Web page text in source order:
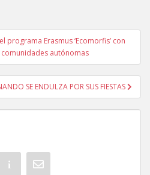
entradas
programa Erasmus ‘Ecomorfis’ con
autónomas
SE ENDULZA POR SUS FIESTAS